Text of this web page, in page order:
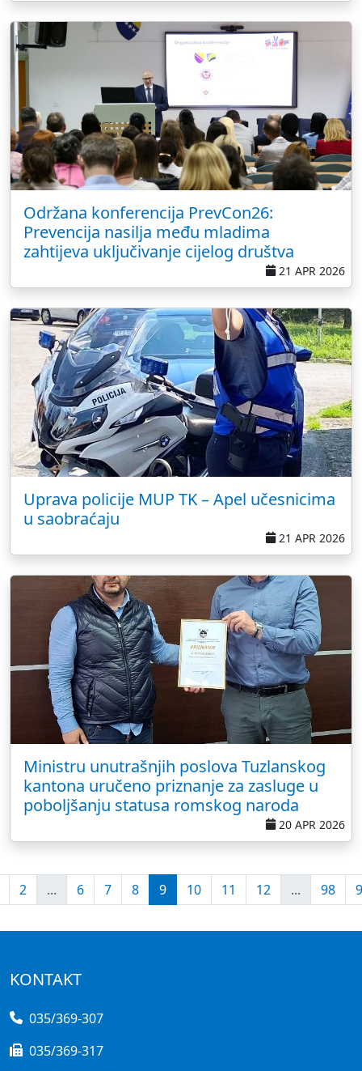
Održana konferencija PrevCon26:
Prevencija nasilja među mladima
zahtijeva uključivanje cijelog društva
21 APR 2026
Uprava policije MUP TK – Apel učesnicima
u saobraćaju
21 APR 2026
Ministru unutrašnjih poslova Tuzlanskog
kantona uručeno priznanje za zasluge u
poboljšanju statusa romskog naroda
20 APR 2026
2 ... 6 7 8 9 10 11 12 ... 98
KONTAKT
035/369-307
035/369-317